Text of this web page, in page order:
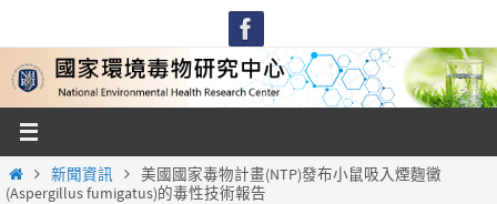
content
Home新聞資訊
美國國家毒物計畫(NTP)發布小鼠吸入煙麴黴
(Aspergillus fumigatus)的毒性技術報告